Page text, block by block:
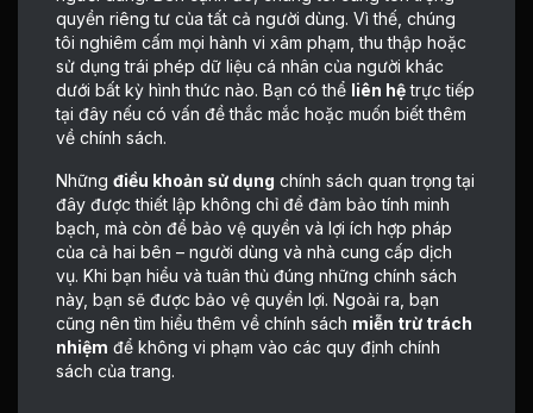
quyền riêng tư của tất cả người dùng. Vì thế, chúng
tôi nghiêm cấm mọi hành vi xâm phạm, thu thập hoặc
sử dụng trái phép dữ liệu cá nhân của người khác
dưới bất kỳ hình thức nào. Bạn có thể liên hệtrực tiếp
tại đây nếu có vấn đề thắc mắc hoặc muốn biết thêm
về chính sách.
Những điều khoản sử dụng chính sách quan trọng tại
đây được thiết lập không chỉ để đảm bảo tính minh
bạch, mà còn để bảo vệ quyền và lợi ích hợp pháp
của cả hai bên – người dùng và nhà cung cấp dịch
vụ. Khi bạn hiểu và tuân thủ đúng những chính sách
này, bạn sẽ được bảo vệ quyền lợi. Ngoài ra, bạn
cũng nên tìm hiểu thêm về chính sách miễn trừ trách
nhiệm để không vi phạm vào các quy định chính
sách của trang.